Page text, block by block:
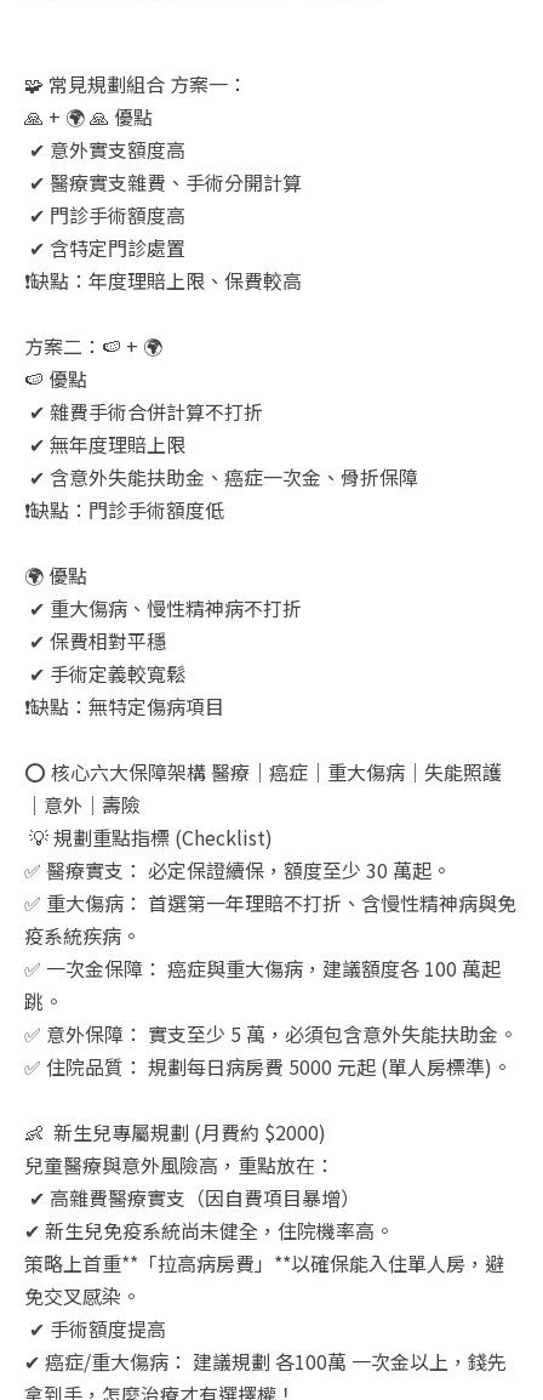
🧩 常見規劃組合 方案一：
🙏 + 🌍 🙏 優點
✔ 意外實支額度高
✔ 醫療實支雜費、手術分開計算
✔ 門診手術額度高
✔ 含特定門診處置
❗缺點：年度理賠上限、保費較高
方案二：🍉 + 🌍
🍉 優點
✔ 雜費手術合併計算不打折
✔ 無年度理賠上限
✔ 含意外失能扶助金、癌症一次金、骨折保障
❗缺點：門診手術額度低
🌍 優點
✔ 重大傷病、慢性精神病不打折
✔ 保費相對平穩
✔ 手術定義較寬鬆
❗缺點：無特定傷病項目
⭕ 核心六大保障架構 醫療｜癌症｜重大傷病｜失能照護
｜意外｜壽險
💡 規劃重點指標 (Checklist)
✅ 醫療實支： 必定保證續保，額度至少 30 萬起。
✅ 重大傷病： 首選第一年理賠不打折、含慢性精神病與免
疫系統疾病。
✅ 一次金保障： 癌症與重大傷病，建議額度各 100 萬起
跳。
✅ 意外保障： 實支至少 5 萬，必須包含意外失能扶助金。
✅ 住院品質： 規劃每日病房費 5000 元起 (單人房標準)。
👶 新生兒專屬規劃 (月費約 $2000)
兒童醫療與意外風險高，重點放在：
✔ 高雜費醫療實支（因自費項目暴增）
✔ 新生兒免疫系統尚未健全，住院機率高。
策略上首重**「拉高病房費」**以確保能入住單人房，避
免交叉感染。
✔ 手術額度提高
✔ 癌症/重大傷病： 建議規劃 各100萬 一次金以上，錢先